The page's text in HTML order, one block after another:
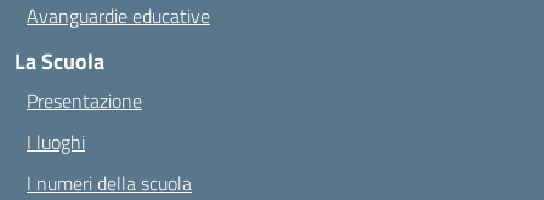
Avanguardie educative
La Scuola
Presentazione
I luoghi
I numeri della scuola